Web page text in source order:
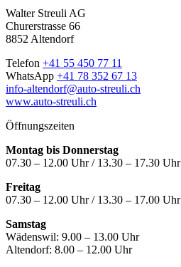
Walter Streuli AG
Churerstrasse 66
8852 Altendorf
Telefon +41 55 450 77 11
WhatsApp +41 78 352 67 13
info-altendorf@auto-streuli.ch
www.auto-streuli.ch
Öffnungszeiten
Montag bis Donnerstag
07.30 – 12.00 Uhr / 13.30 – 17.30 Uhr
Freitag
07.30 – 12.00 Uhr / 13.30 – 17.00 Uhr
Samstag
Wädenswil: 9.00 – 13.00 Uhr
Altendorf: 8.00 – 12.00 Uhr